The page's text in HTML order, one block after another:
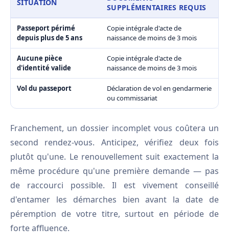
SITUATION
SUPPLÉMENTAIRES REQUIS
Passeport périmé
depuis plus de 5 ans
Copie intégrale d'acte de
naissance de moins de 3 mois
Aucune pièce
d'identité valide
Copie intégrale d'acte de
naissance de moins de 3 mois
Vol du passeport
Déclaration de vol en gendarmerie
ou commissariat
Franchement, un dossier incomplet vous coûtera un
second rendez-vous. Anticipez, vérifiez deux fois
plutôt qu'une. Le renouvellement suit exactement la
même procédure qu'une première demande — pas
de raccourci possible. Il est vivement conseillé
d'entamer les démarches bien avant la date de
péremption de votre titre, surtout en période de
forte affluence.